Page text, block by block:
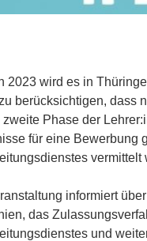
2023 wird es in
berücksichtigen, dass
zweite Phase der
für eine Bewerbung
vermittelt
informiert
das
und